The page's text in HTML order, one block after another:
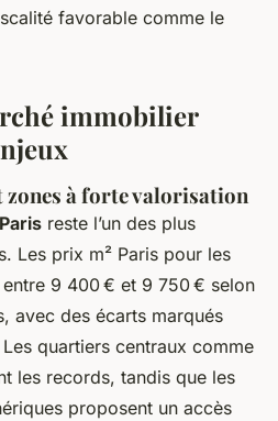
favorable comme le
immobilier
à forte valorisation
reste l’un des plus
Les prix m² Paris pour les
9 400 € et 9 750 € selon
avec des écarts marqués
quartiers centraux comme
les records, tandis que les
proposent un accès